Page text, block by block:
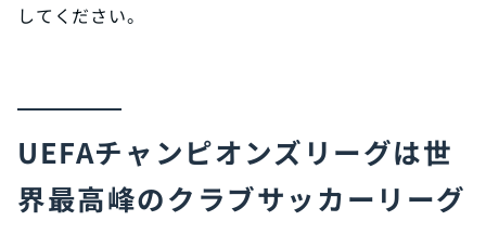
してください。
UEFAチャンピオンズリーグは世
界最高峰のクラブサッカーリーグ